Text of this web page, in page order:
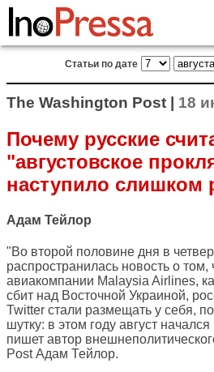
Статьи по дате
The Washington Post | 18
Почему русские
"августовское
наступило слишком
Адам Тейлор
"Во второй половине дня в
распространилась новость о том,
авиакомпании Malaysia Airlines,
сбит над Восточной Украиной,
Twitter стали размещать у себя,
шутку: в этом году август
пишет автор
PostАдам Тейлор.